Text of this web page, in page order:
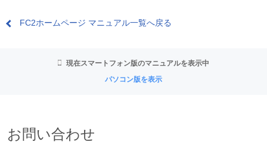
FC2ホームページ マニュアル一覧へ戻る
現在スマートフォン版のマニュアルを表示中
パソコン版を表示
お問い合わせ